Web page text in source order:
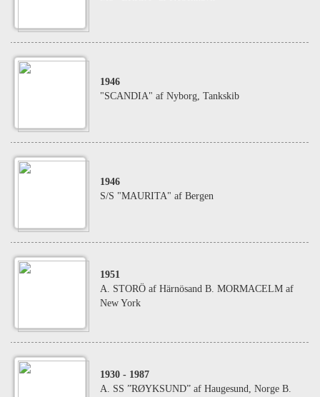
1946
"SCANDIA" af Nyborg, Tankskib
1946
S/S "MAURITA" af Bergen
1951
A. STORÖ af Härnösand B. MORMACELM af
New York
1930 - 1987
A. SS ”RØYKSUND” af Haugesund, Norge B.